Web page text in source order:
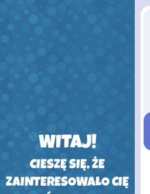
WITAJ!
CIESZĘ SIĘ, ŻE
ZAINTERESOWAŁO CIĘ